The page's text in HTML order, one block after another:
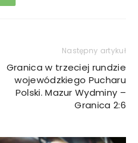
Następny artykuł
Granica w trzeciej rundzie
wojewódzkiego Pucharu
Polski. Mazur Wydminy –
Granica 2:6